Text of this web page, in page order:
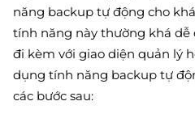
năng backup tự động cho
tính năng này thường khá dễ
đi kèm với giao diện quản lý
dụng tính năng backup tự
các bước sau: